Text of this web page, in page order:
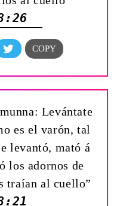
Levántate
es el varón, tal
levantó, mató á
los adornos de
traían al cuello”